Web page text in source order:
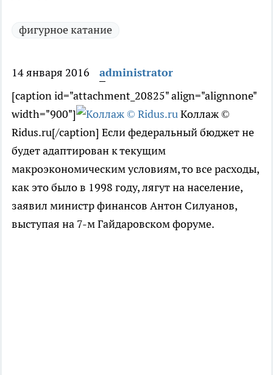
фигурное катание
14 января 2016
administrator
[caption id="attachment_20825" align="alignnone"
width="900"]
Коллаж ©
Ridus.ru[/caption] Если федеральный бюджет не
будет адаптирован к текущим
макроэкономическим условиям, то все расходы,
как это было в 1998 году, лягут на население,
заявил министр финансов Антон Силуанов,
выступая на 7-м Гайдаровском форуме.